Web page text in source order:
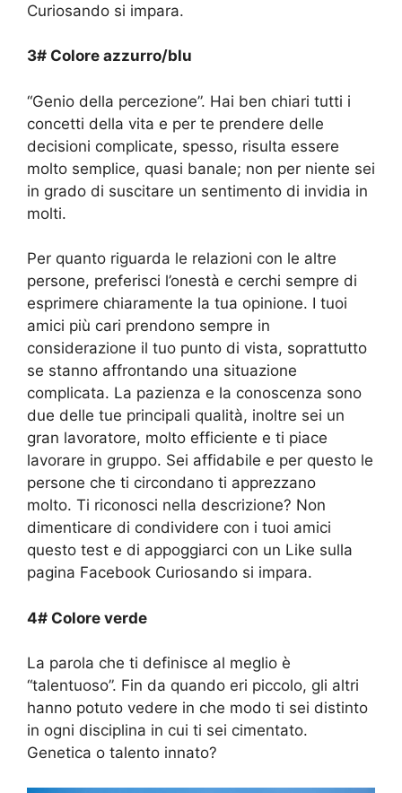
Curiosando si impara.
3# Colore azzurro/blu
“Genio della percezione”. Hai ben chiari tutti i
concetti della vita e per te prendere delle
decisioni complicate, spesso, risulta essere
molto semplice, quasi banale; non per niente sei
in grado di suscitare un sentimento di invidia in
molti.
Per quanto riguarda le relazioni con le altre
persone, preferisci l’onestà e cerchi sempre di
esprimere chiaramente la tua opinione. I tuoi
amici più cari prendono sempre in
considerazione il tuo punto di vista, soprattutto
se stanno affrontando una situazione
complicata. La pazienza e la conoscenza sono
due delle tue principali qualità, inoltre sei un
gran lavoratore, molto efficiente e ti piace
lavorare in gruppo. Sei affidabile e per questo le
persone che ti circondano ti apprezzano
molto. Ti riconosci nella descrizione? Non
dimenticare di condividere con i tuoi amici
questo test e di appoggiarci con un Like sulla
pagina Facebook Curiosando si impara.
4# Colore verde
La parola che ti definisce al meglio è
“talentuoso”. Fin da quando eri piccolo, gli altri
hanno potuto vedere in che modo ti sei distinto
in ogni disciplina in cui ti sei cimentato.
Genetica o talento innato?